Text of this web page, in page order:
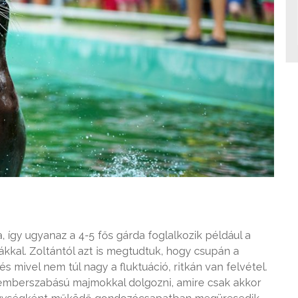
ugyanaz a 4-5 fős gárda foglalkozik például a
Zoltántól azt is megtudtuk, hogy csupán a
mivel nem túl nagy a fluktuáció, ritkán van felvétel.
majmokkal dolgozni, amire csak akkor